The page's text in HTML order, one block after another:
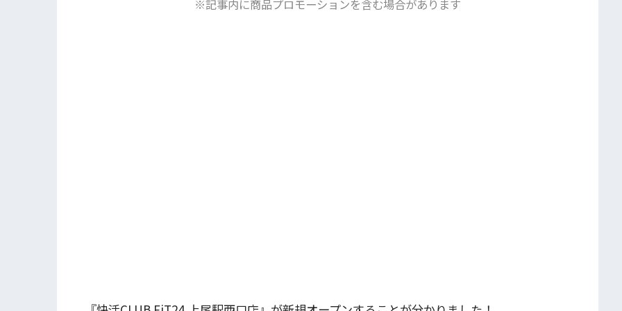
※記事内に商品プロモーションを含む場合があります